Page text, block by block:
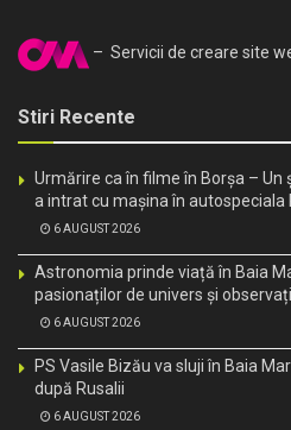
– Servicii de creare site
Stiri Recente
Urmărire ca în filme în Borșa –
a intrat cu mașina în autospeciala
6 AUGUST 2026
Astronomia prinde viață în Baia
pasionaților de univers și
6 AUGUST 2026
PS Vasile Bizău va sluji în Baia
după Rusalii
6 AUGUST 2026